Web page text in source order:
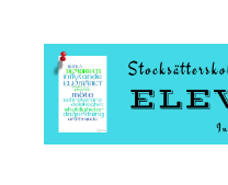
innehåll